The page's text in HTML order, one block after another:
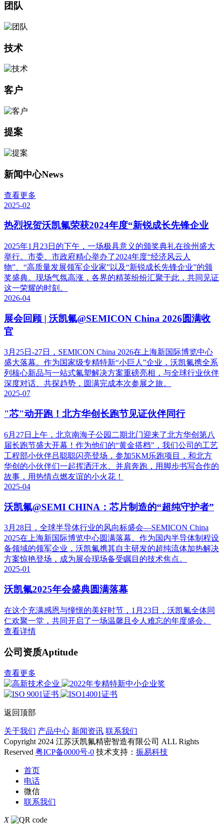
团队
技术
客户
提案
新闻中心News
查看更多
2025-02
热烈祝贺沃凯氟荣获2024年度“新锐成长先锋企业
2025年1月23日的下午，一场极具意义的颁奖典礼在徐州盛大
举行。市委、市政府精心举办了2024年度“经济风云人
物”、“高质量发展领军企业家”以及“新锐成长先锋企业”的颁
奖盛典。现场气氛高涨，各界的精英纷纷汇聚于此，共同见证
这一荣耀的时刻。
2026-04
展会回顾 | 沃凯氟@SEMICON China 2026圆满收
官
3月25日-27日，SEMICON China 2026在上海新国际博览中心
盛大落幕。作为国家级专精特新“小巨人”企业，沃凯氟携全系
列核心新品与一站式氟塑解决方案重磅亮相，与全球行业伙伴
深度对话、共探趋势，圆满完成本次参展之旅。
2025-07
"芯"动开跑！北方华创长跑节见证伙伴同行
6月27日上午，北京南海子公园二期北门迎来了北方华创第八
届长跑节盛大开幕！作为他们的“黄金搭档”，我们公司的工艺
工程部小伙伴吕聪聪闪亮登场，参加5KM乐跑项目，和北方
华创的小伙伴们一起挥洒汗水、并肩奔跑，用脚步书写合作的
故事，用热情点燃友谊的小火花！
2025-04
沃凯氟@SEMI CHINA：芯片制造的“超纯守护者”
3月28日，全球半导体行业的风向标盛会—SEMICON China
2025在上海新国际博览中心圆满落幕。作为国内半导体制程设
备领域的领军企业，沃凯氟携其自主研发的超纯流体加热解决
方案惊艳登场，成为展会现场备受瞩目的技术焦点。
2025-01
沃凯氟2025年会盛典圆满落幕
在这个充满感恩与憧憬的美好时节，1月23日，沃凯氟全体同
仁欢聚一堂，共同开启了一场温馨且令人难忘的年度盛会。
查看详情
公司资质Aptitude
查看更多
返回顶部
关于我们 产品中心 新闻资讯 联系我们
Copyright 2024 江苏沃凯氟精密智造有限公司 ALL Rights
Reserved 粤ICP备0000号-0 技术支持： 振易科技
首页
电话
微信
联系我们
X